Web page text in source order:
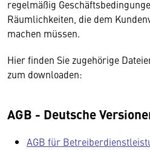
regelmäßig
Räumlichkeiten, die dem
machen müssen.
Hier finden Sie zugehörige
zum downloaden:
AGB - Deutsche
AGB für